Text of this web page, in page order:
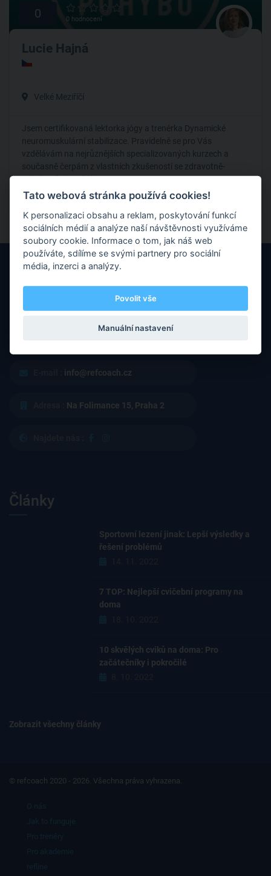
0 0 hodnocení
Lucie Hajná
Velké Meziříčí
Jsem certifikovaná lektorka jógy a trenérka Dynamické
neuromuskulární stabilizace. Pravidelně se pro Vás
vzdělávám na nejrůznějších specializovaných kurzech a
současně čerpám z vlastních zkušeností se zdravotně-
pohybovými problémy.
prostřednictvím e-mailu.
info@refcoach.cz
Na Folimance 15, Praha 2
Články
Sportovní lezení jinak: Lepší výsledky a
řešení problémů
7 TOP: Nejlepší cvičební programy na
doma
10 skvělých cviků na doma: Pro
začátečníky i pokročilé
Zobrazit všechny články
© refcoach 2020 - 2026. Všechna práva vyhrazena.
Tato webová stránka používá cookies!
K personalizaci obsahu a reklam, poskytování funkcí
sociálních médií a analýze naší návštěvnosti využíváme
soubory cookie. Informace o tom, jak náš web
používáte, sdílíme se svými partnery pro sociální
média, inzerci a analýzy.
Povolit vše
Manuální nastavení